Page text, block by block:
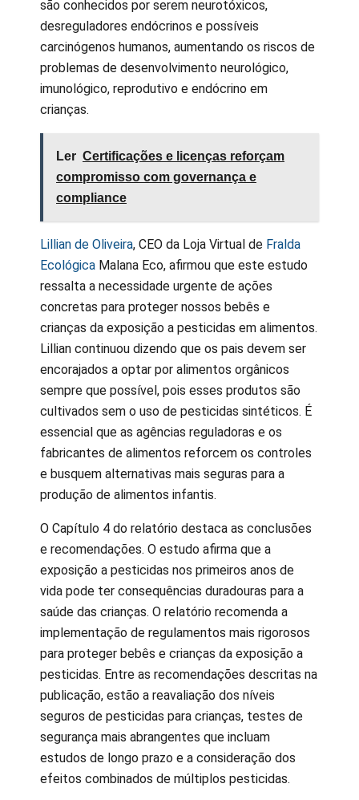
são conhecidos por serem neurotóxicos,
desreguladores endócrinos e possíveis
carcinógenos humanos, aumentando os riscos de
problemas de desenvolvimento neurológico,
imunológico, reprodutivo e endócrino em
crianças.
Ler Certificações e licenças reforçam
compromisso com governança e
compliance
Lillian de Oliveira, CEO da Loja Virtual de Fralda
Ecológica Malana Eco, afirmou que este estudo
ressalta a necessidade urgente de ações
concretas para proteger nossos bebês e
crianças da exposição a pesticidas em alimentos.
Lillian continuou dizendo que os pais devem ser
encorajados a optar por alimentos orgânicos
sempre que possível, pois esses produtos são
cultivados sem o uso de pesticidas sintéticos. É
essencial que as agências reguladoras e os
fabricantes de alimentos reforcem os controles
e busquem alternativas mais seguras para a
produção de alimentos infantis.
O Capítulo 4 do relatório destaca as conclusões
e recomendações. O estudo afirma que a
exposição a pesticidas nos primeiros anos de
vida pode ter consequências duradouras para a
saúde das crianças. O relatório recomenda a
implementação de regulamentos mais rigorosos
para proteger bebês e crianças da exposição a
pesticidas. Entre as recomendações descritas na
publicação, estão a reavaliação dos níveis
seguros de pesticidas para crianças, testes de
segurança mais abrangentes que incluam
estudos de longo prazo e a consideração dos
efeitos combinados de múltiplos pesticidas.